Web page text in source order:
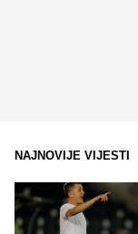
NAJNOVIJE VIJESTI